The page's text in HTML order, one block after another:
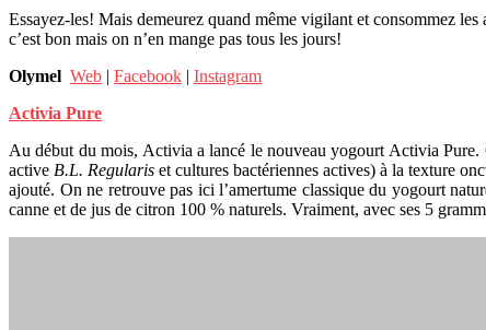
Essayez-les! Mais demeurez quand même vigilant et consommez
c’est bon mais on n’en mange pas tous les jours!
Olymel Web | Facebook | Instagram
Activia Pure
Au début du mois, Activia a lancé le nouveau yogourt Activia
active B.L. Regularis et cultures bactériennes actives) à la texture
ajouté. On ne retrouve pas ici l’amertume classique du yogourt
canne et de jus de citron 100 % naturels. Vraiment, avec ses 5